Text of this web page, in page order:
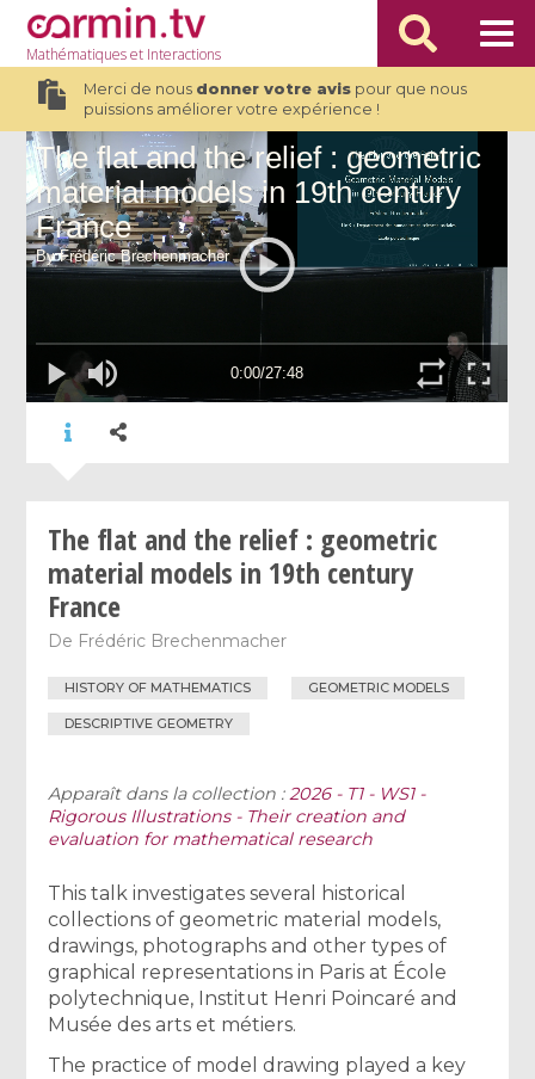
Mathématiqueset Interactions
Merci de nous donner votre avispour que nous
puissions améliorer votre expérience !
The flat and the relief : geometric
material models in 19th century
France
De Frédéric Brechenmacher
HISTORY OF MATHEMATICS GEOMETRIC MODELS
DESCRIPTIVE GEOMETRY
Apparaît dans la collection :2026 - T1 - WS1 -
Rigorous Illustrations - Their creation and
evaluation for mathematical research
This talk investigates several historical
collections of geometric material models,
drawings, photographs and other types of
graphical representations in Paris at École
polytechnique, Institut Henri Poincaré and
Musée des arts et métiers.
The practice of model drawing played a key